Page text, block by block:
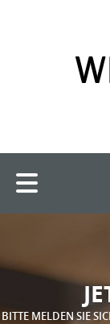
BITTE MELDEN SIE